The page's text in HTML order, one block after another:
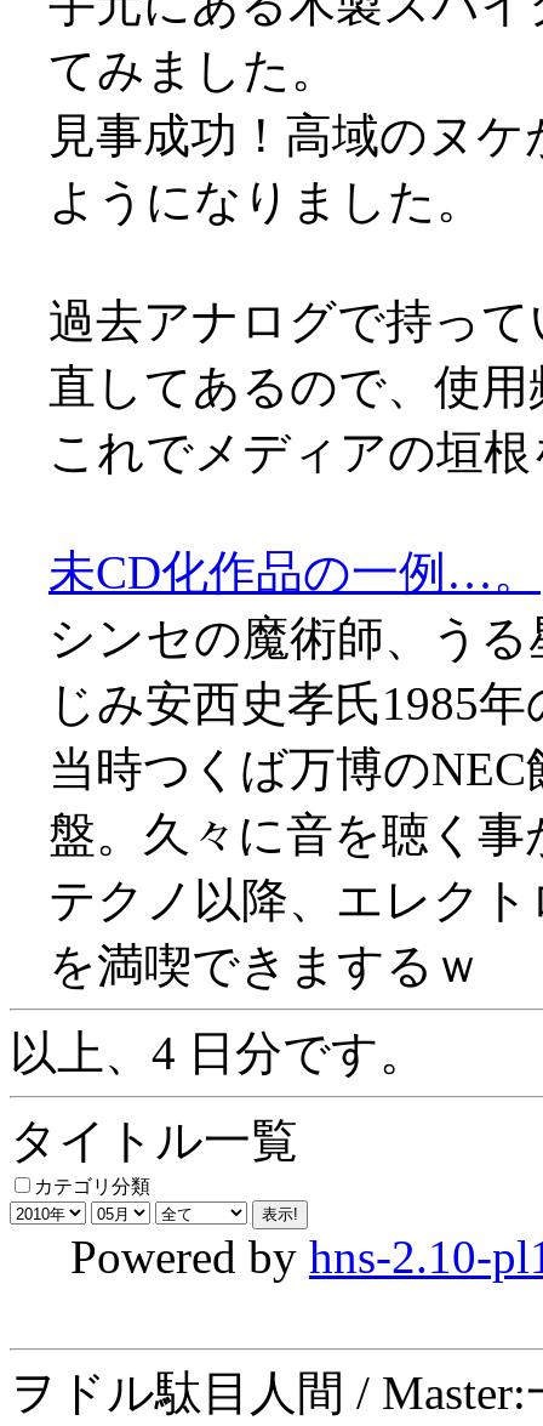
てみました。
見事成功！高域のヌ
ようになりました。
過去アナログで持っ
直してあるので、使
これでメディアの垣
未CD化作品の一例…。
シンセの魔術師、う
じみ安西史孝氏1985
当時つくば万博の
盤。久々に音を聴く
テクノ以降、エレク
を満喫できまするｗ
以上、4 日分です。
タイトル一覧
カテゴリ分類
Powered by hns-2.10-
ヲドル駄目人間 /